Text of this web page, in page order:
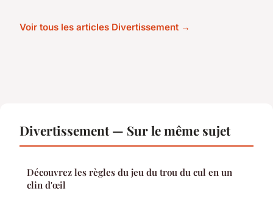
Voir tous les articles Divertissement →
Divertissement — Sur le même sujet
Découvrez les règles du jeu du trou du cul en un
clin d'œil